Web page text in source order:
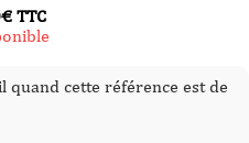
€ TTC
quand cette référence est de